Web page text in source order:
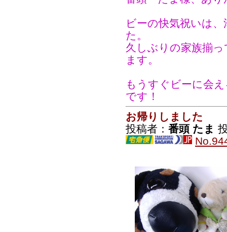
ビーの快気祝いは
た。
久しぶりの家族揃
ます。
もうすぐビーに会
です！
お帰りしました
投稿者： 番頭 たま